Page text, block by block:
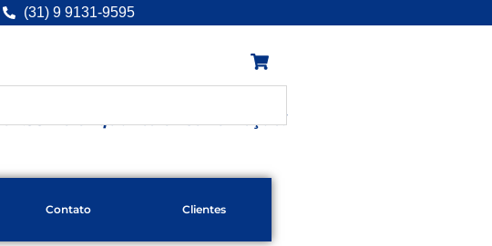
(31) 9 9131-9595
1.994e enquanto existir emoção!
Contato Clientes